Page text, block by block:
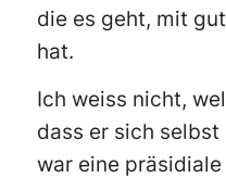
die es geht, mit
hat.
Ich weiss nicht,
dass er sich selbst
war eine